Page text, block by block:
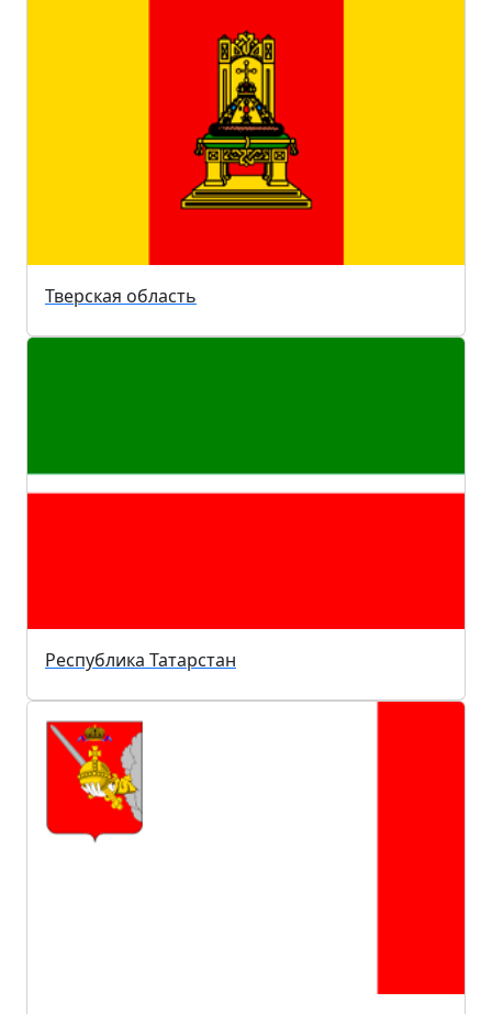
Тверская область
Республика Татарстан